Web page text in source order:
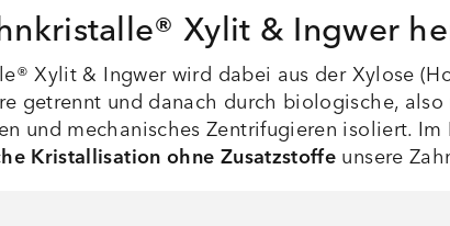
Xylit & Ingwer
Xylit & Ingwer wird dabei aus der Xylose
getrennt und danach durch biologische,
und mechanisches Zentrifugieren isoliert.
Kristallisation ohne Zusatzstoffeunsere